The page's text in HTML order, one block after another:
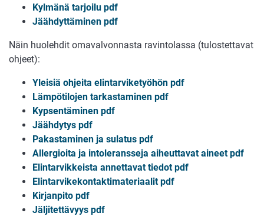
Kylmänä tarjoilu pdf
Jäähdyttäminen pdf
Näin huolehdit omavalvonnasta ravintolassa (tulostettavat
ohjeet):
Yleisiä ohjeita elintarviketyöhön pdf
Lämpötilojen tarkastaminen pdf
Kypsentäminen pdf
Jäähdytys pdf
Pakastaminen ja sulatus pdf
Allergioita ja intoleransseja aiheuttavat aineet pdf
Elintarvikkeista annettavat tiedot pdf
Elintarvikekontaktimateriaalit pdf
Kirjanpito pdf
Jäljitettävyys pdf